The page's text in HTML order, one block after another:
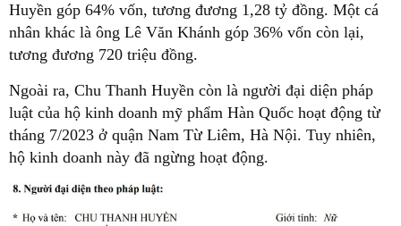
Huyền góp 64% vốn, tương đương 1,28 tỷ đồng. Một cá
nhân khác là ông Lê Văn Khánh góp 36% vốn còn lại,
tương đương 720 triệu đồng.
Ngoài ra, Chu Thanh Huyền còn là người đại diện pháp
luật của hộ kinh doanh mỹ phẩm Hàn Quốc hoạt động từ
tháng 7/2023 ở quận Nam Từ Liêm, Hà Nội. Tuy nhiên,
hộ kinh doanh này đã ngừng hoạt động.